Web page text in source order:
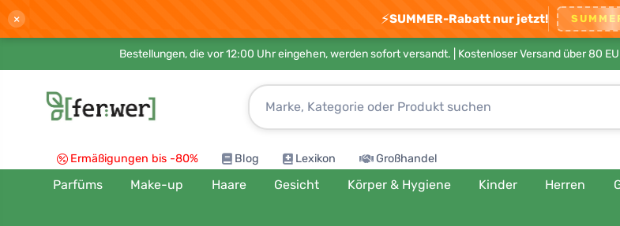
× ⚡SUMMER-Rabatt nur jetzt!
Bestellungen, die vor 12:00 Uhr eingehen, werden sofort versandt. | Kostenloser Versand über 80
Ermäßigungen bis -80% Blog Lexikon Großhandel
Parfüms Make-up Haare Gesicht Körper & Hygiene Kinder Herren